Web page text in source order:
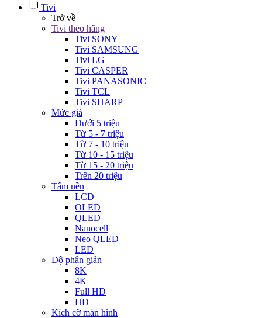
Tivi
Trở về
Tivi theo hãng
Tivi SONY
Tivi SAMSUNG
Tivi LG
Tivi CASPER
Tivi PANASONIC
Tivi TCL
Tivi SHARP
Mức giá
Dưới 5 triệu
Từ 5 - 7 triệu
Từ 7 - 10 triệu
Từ 10 - 15 triệu
Từ 15 - 20 triệu
Trên 20 triệu
Tấm nền
LCD
OLED
QLED
Nanocell
Neo QLED
LED
Độ phân giản
8K
4K
Full HD
HD
Kích cỡ màn hình